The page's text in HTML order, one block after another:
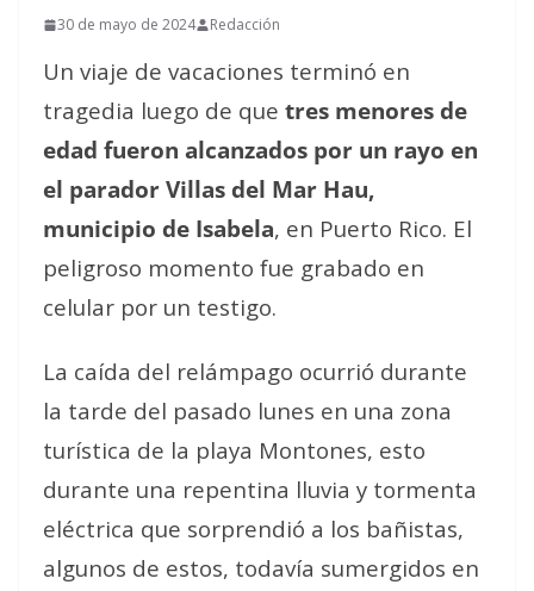
30 de mayo de 2024 Redacción
Un viaje de vacaciones terminó en
tragedia luego de que tres menores de
edad fueron alcanzados por un rayo en
el parador Villas del Mar Hau,
municipio de Isabela, en Puerto Rico. El
peligroso momento fue grabado en
celular por un testigo.
La caída del relámpago ocurrió durante
la tarde del pasado lunes en una zona
turística de la playa Montones, esto
durante una repentina lluvia y tormenta
eléctrica que sorprendió a los bañistas,
algunos de estos, todavía sumergidos en